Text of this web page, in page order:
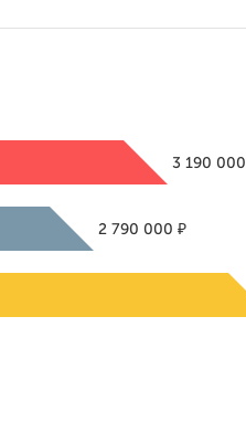
3 190 000
2 790 000 ₽